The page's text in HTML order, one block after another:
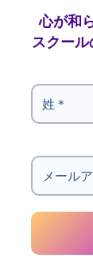
心が和
スクー